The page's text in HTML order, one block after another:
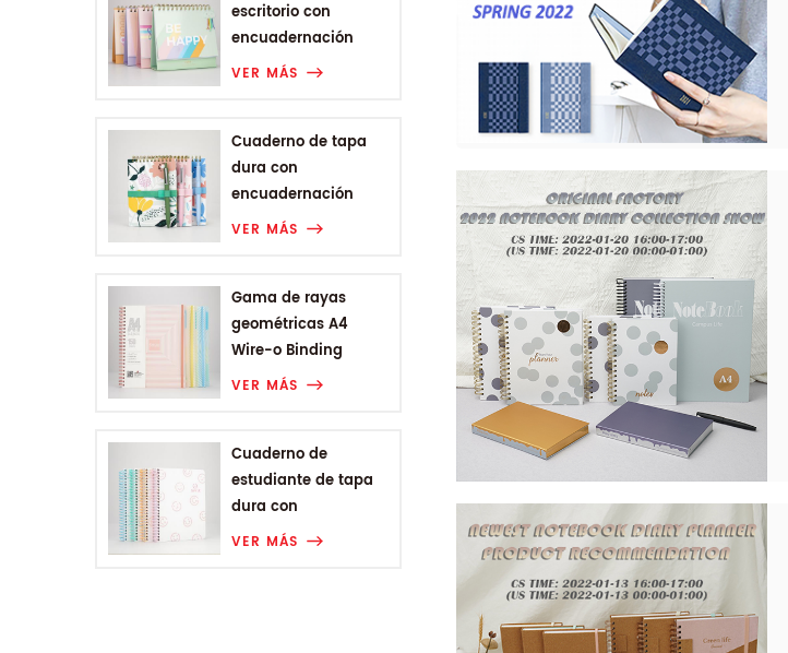
escritorio con
encuadernación
Wire-o de la gama
VER MÁS
Cuaderno de tapa
dura con
encuadernación
Wire-o A6 de Plant
VER MÁS
Gama de rayas
geométricas A4
Wire-o Binding
College Notebook
VER MÁS
Cuaderno de
estudiante de tapa
dura con
encuadernación en
VER MÁS